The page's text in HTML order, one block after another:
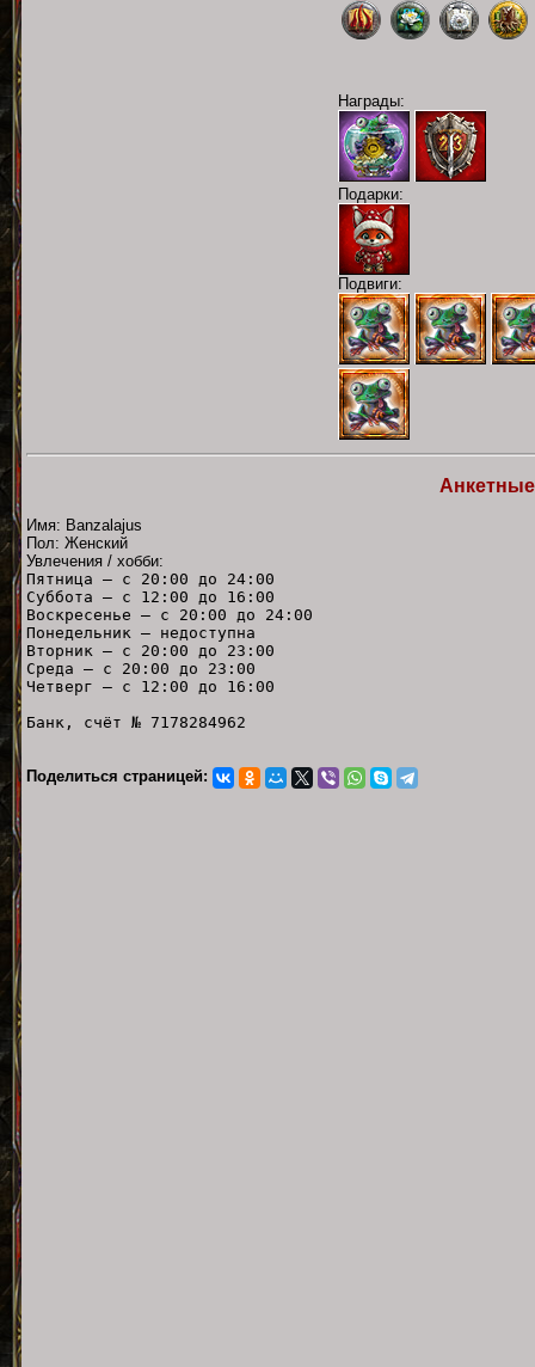
Награды:
Подарки:
Подвиги:
Имя: Banzalajus
Пол: Женский
Увлечения / хобби:
Пятница — с 20:00 до 24:00
Суббота — с 12:00 до 16:00
Воскресенье — с 20:00 до 24:00
Понедельник — недоступна
Вторник — с 20:00 до 23:00
Среда — с 20:00 до 23:00
Четверг — с 12:00 до 16:00
Банк, счёт № 7178284962
Поделиться страницей: